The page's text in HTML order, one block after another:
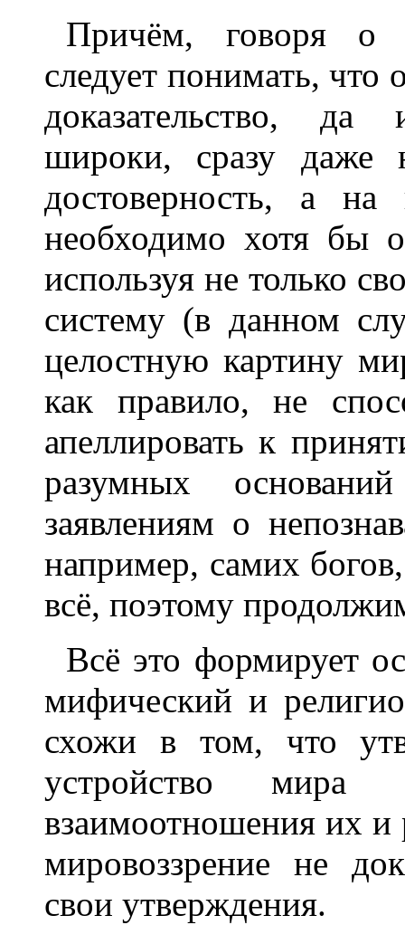
Причём, говоря о
следует понимать, что
доказательство, да
широки, сразу даже
достоверность, а на
необходимо хотя бы
используя не только
систему (в данном
целостную картину
как правило, не
апеллировать к
разумных
заявлениям о
например, самих
всё, поэтому
Всё это формирует
мифический и
схожи в том, что
устройство
взаимоотношения их и
мировоззрение не
свои утверждения.